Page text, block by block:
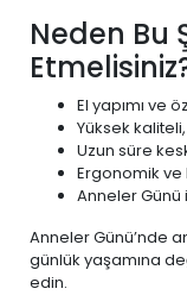
Neden Bu
El yapımı ve
Yüksek
Uzun süre
Ergonomik ve
Anneler Günü
Anneler Günü’nde
günlük yaşamına
edin.